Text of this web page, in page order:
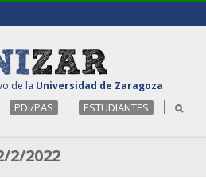
de la Universidad de Zaragoza
PDI/PAS ESTUDIANTES
2/2022